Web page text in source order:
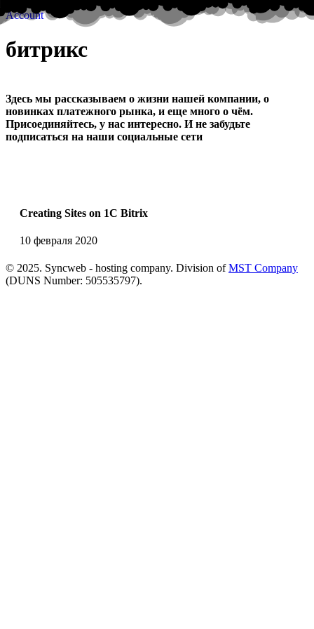
Account
битрикс
Здесь мы рассказываем о жизни нашей компании, о
новинках платежного рынка, и еще много о чём.
Присоединяйтесь, у нас интересно. И не забудьте
подписаться на наши социальные сети
Creating Sites on 1C Bitrix
10 февраля 2020
© 2025. Syncweb - hosting company. Division ofMST Company
(DUNS Number: 505535797).